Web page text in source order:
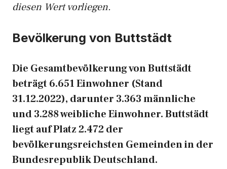
diesen Wert vorliegen.
Bevölkerung von Buttstädt
Die Gesamtbevölkerung von Buttstädt
beträgt 6.651 Einwohner (Stand
31.12.2022), darunter 3.363 männliche
und 3.288 weibliche Einwohner. Buttstädt
liegt auf Platz 2.472 der
bevölkerungsreichsten Gemeinden in der
Bundesrepublik Deutschland.